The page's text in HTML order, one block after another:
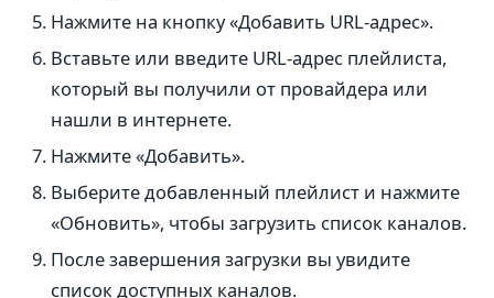
Нажмите на кнопку «Добавить URL-адрес».
Вставьте или введите URL-адрес плейлиста,
который вы получили от провайдера или
нашли в интернете.
Нажмите «Добавить».
Выберите добавленный плейлист и нажмите
«Обновить», чтобы загрузить список каналов.
После завершения загрузки вы увидите
список доступных каналов.